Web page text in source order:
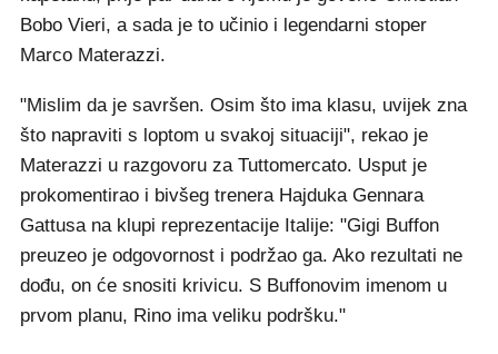
Bobo Vieri, a sada je to učinio i legendarni stoper
Marco Materazzi.
"Mislim da je savršen. Osim što ima klasu, uvijek zna
što napraviti s loptom u svakoj situaciji", rekao je
Materazzi u razgovoru za Tuttomercato. Usput je
prokomentirao i bivšeg trenera Hajduka Gennara
Gattusa na klupi reprezentacije Italije: "Gigi Buffon
preuzeo je odgovornost i podržao ga. Ako rezultati ne
dođu, on će snositi krivicu. S Buffonovim imenom u
prvom planu, Rino ima veliku podršku."